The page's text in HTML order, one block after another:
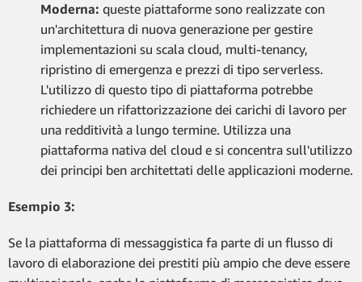
Moderna: queste piattaforme sono realizzate con
un'architettura di nuova generazione per gestire
implementazioni su scala cloud, multi-tenancy,
ripristino di emergenza e prezzi di tipo serverless.
L'utilizzo di questo tipo di piattaforma potrebbe
richiedere un rifattorizzazione dei carichi di lavoro per
una redditività a lungo termine. Utilizza una
piattaforma nativa del cloud e si concentra sull'utilizzo
dei principi ben architettati delle applicazioni moderne.
Esempio 3:
Se la piattaforma di messaggistica fa parte di un flusso di
lavoro di elaborazione dei prestiti più ampio che deve essere